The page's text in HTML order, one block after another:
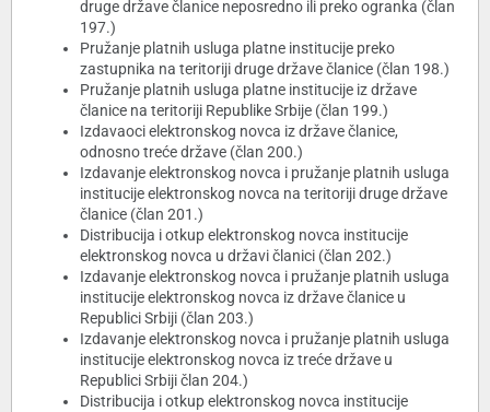
druge države članice neposredno ili preko ogranka (član
197.)
Pružanje platnih usluga platne institucije preko
zastupnika na teritoriji druge države članice (član 198.)
Pružanje platnih usluga platne institucije iz države
članice na teritoriji Republike Srbije (član 199.)
Izdavaoci elektronskog novca iz države članice,
odnosno treće države (član 200.)
Izdavanje elektronskog novca i pružanje platnih usluga
institucije elektronskog novca na teritoriji druge države
članice (član 201.)
Distribucija i otkup elektronskog novca institucije
elektronskog novca u državi članici (član 202.)
Izdavanje elektronskog novca i pružanje platnih usluga
institucije elektronskog novca iz države članice u
Republici Srbiji (član 203.)
Izdavanje elektronskog novca i pružanje platnih usluga
institucije elektronskog novca iz treće države u
Republici Srbiji član 204.)
Distribucija i otkup elektronskog novca institucije